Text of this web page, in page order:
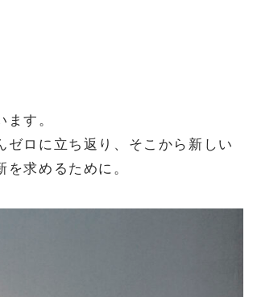
す。
ゼロに立ち返り、そこから新しい
求めるために。